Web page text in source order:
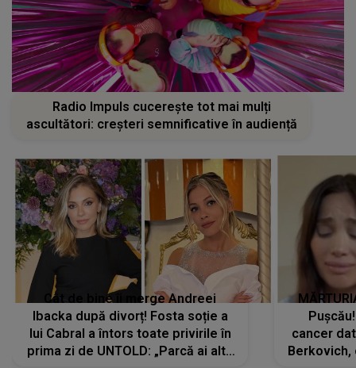
Radio Impuls cucerește tot mai mulți
ascultători: creșteri semnificative în audiență
Cât de bine îi merge Andreei
Ibacka după divorț! Fosta soție a
lui Cabral a întors toate privirile în
prima zi de UNTOLD: „Parcă ai altă
cancer
Berkovich,